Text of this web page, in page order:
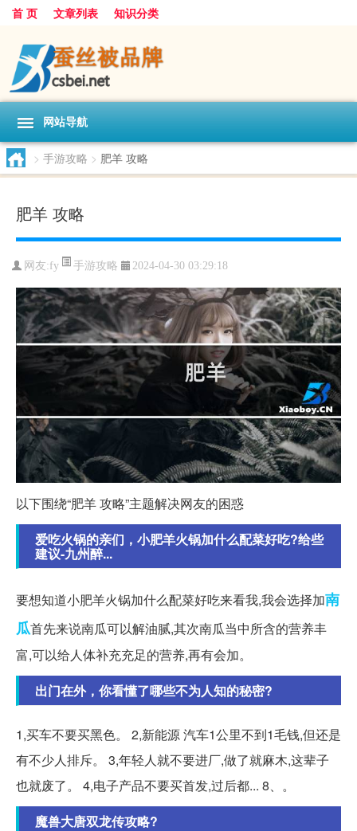
首 页 文章列表 知识分类
网站导航
> 手游攻略 > 肥羊 攻略
肥羊 攻略
网友:fy 手游攻略 2024-04-30 03:29:18
以下围绕“肥羊 攻略”主题解决网友的困惑
爱吃火锅的亲们，小肥羊火锅加什么配菜好吃?给些
建议-九州醉...
要想知道小肥羊火锅加什么配菜好吃来看我,我会选择加南
瓜首先来说南瓜可以解油腻,其次南瓜当中所含的营养丰
富,可以给人体补充充足的营养,再有会加。
出门在外，你看懂了哪些不为人知的秘密?
1,买车不要买黑色。 2,新能源 汽车1公里不到1毛钱,但还是
有不少人排斥。 3,年轻人就不要进厂,做了就麻木,这辈子
也就废了。 4,电子产品不要买首发,过后都... 8、。
魔兽大唐双龙传攻略?